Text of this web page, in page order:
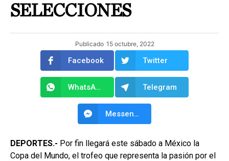
SELECCIONES
Publicado 15 octubre, 2022
Facebook Twitter
WhatsApp Telegram
Messenger
DEPORTES.- Por fin llegará este sábado a México la
Copa del Mundo, el trofeo que representa la pasión por el